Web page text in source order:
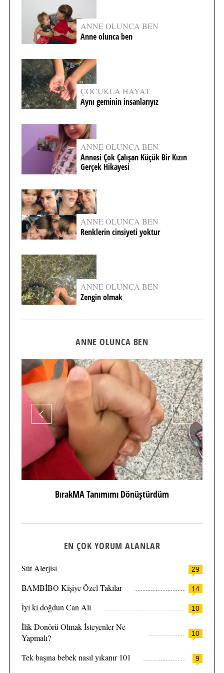
ANNE OLUNCA BEN
Anne olunca ben
ÇOCUKLA HAYAT
Aynı geminin insanlarıyız
ANNE OLUNCA BEN
Annesi Çok Çalışan Küçük Bir Kızın
Gerçek Hikayesi
ANNE OLUNCA BEN
Renklerin cinsiyeti yoktur
ANNE OLUNCA BEN
Zengin olmak
ANNE OLUNCA BEN
BırakMA Tanımımı Dönüştürdüm
EN ÇOK YORUM ALANLAR
29
Süt Alerjisi
14
BAMBİBO Kişiye Özel Takılar
10
İyi ki doğdun Can Ali
10
İlik Donörü Olmak İsteyenler Ne
Yapmalı?
9
Tek başına bebek nasıl yıkanır 101